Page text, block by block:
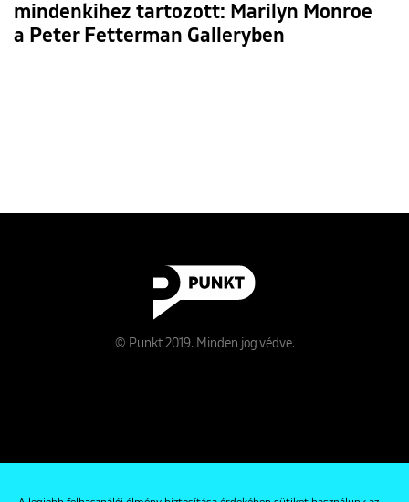
mindenkihez tartozott: Marilyn Monroe
a Peter Fetterman Galleryben
© Punkt 2019. Minden jog védve.